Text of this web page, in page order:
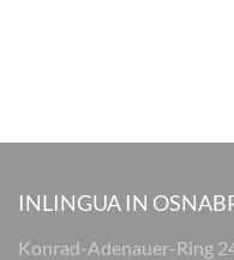
INLINGUA IN
Konrad-Adenauer-Ring